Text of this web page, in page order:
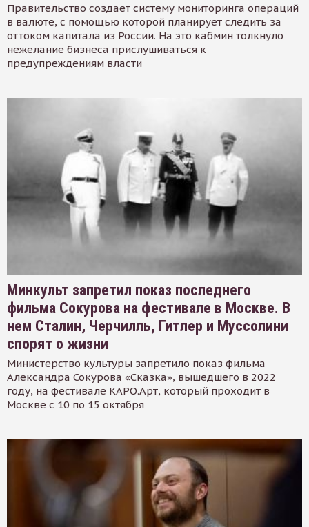
Правительство создает систему мониторинга операций
в валюте, с помощью которой планирует следить за
оттоком капитала из России. На это кабмин толкнуло
нежелание бизнеса прислушиваться к
предупреждениям власти
Минкульт запретил показ последнего
фильма Сокурова на фестивале в Москве. В
нем Сталин, Черчилль, Гитлер и Муссолини
спорят о жизни
Министерство культуры запретило показ фильма
Александра Сокурова «Сказка», вышедшего в 2022
году, на фестивале КАРО.Арт, который проходит в
Москве с 10 по 15 октября